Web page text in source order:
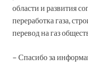
области и развития
переработка газа,
перевод на газ
– Спасибо за